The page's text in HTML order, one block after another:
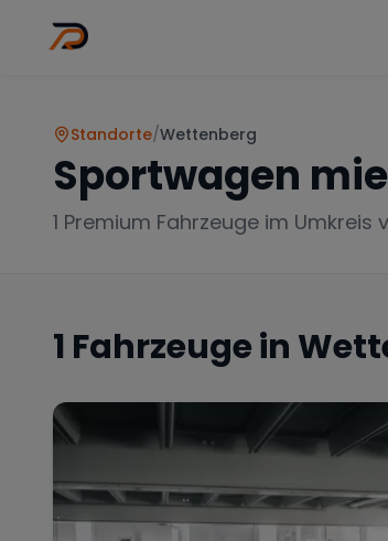
Standorte/Wettenberg
Sportwagen
1 Premium Fahrzeuge im Umkreis
1 Fahrzeuge in